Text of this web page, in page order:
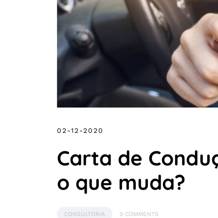
02-12-2020
Carta de
o que muda?
CONSULTORIA 0 COMMENTS